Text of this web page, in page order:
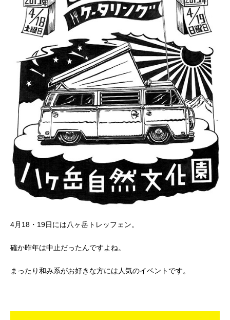
4月18・19日には八ヶ岳トレッフェン。
確か昨年は中止だったんですよね。
まったり和み系がお好きな方には人気のイベントです。